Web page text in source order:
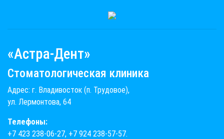
«Астра-Дент»
Стоматологическая клиника
Адрес: г. Владивосток (п. Трудовое),
ул. Лермонтова, 64
Телефоны:
+7 423 238-06-27, +7 924 238-57-57.